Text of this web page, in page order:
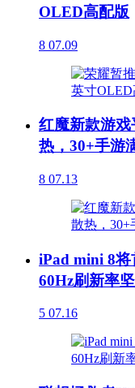
OLED高配版
8 07.09
红魔新款游
热，30+手游
8 07.13
iPad mini 8将
60Hz刷新率
5 07.16